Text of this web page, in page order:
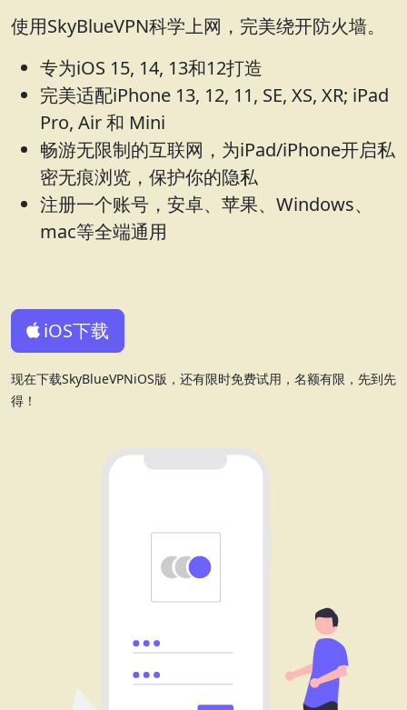
使用SkyBlueVPN科学上网，完美绕开防火墙。
专为iOS 15, 14, 13和12打造
完美适配iPhone 13, 12, 11, SE, XS, XR; iPad
Pro, Air 和 Mini
畅游无限制的互联网，为iPad/iPhone开启私
密无痕浏览，保护你的隐私
注册一个账号，安卓、苹果、Windows、
mac等全端通用
iOS下载
现在下载SkyBlueVPNiOS版，还有限时免费试用，名额有限，先到先
得！